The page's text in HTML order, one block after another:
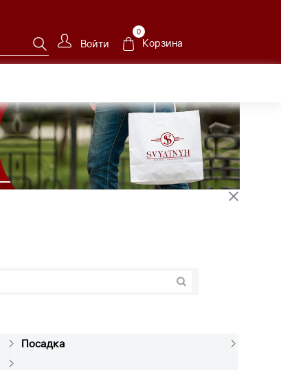
Войти
0
Корзина
Посадка